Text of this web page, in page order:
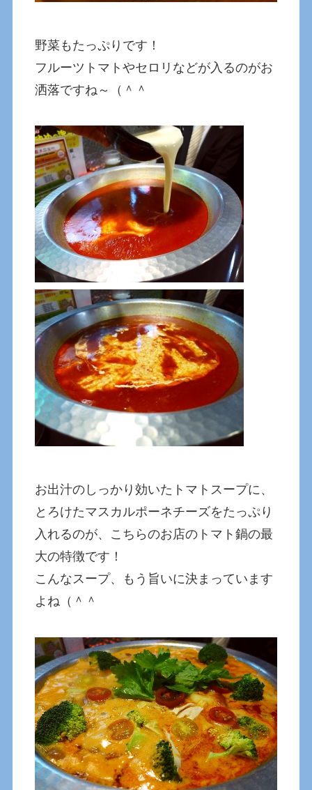
野菜もたっぷりです！
フルーツトマトやセロリなどが入るのがお
洒落ですね～（＾＾
お出汁のしっかり効いたトマトスープに、
とろけたマスカルポーネチーズをたっぷり
入れるのが、こちらのお店のトマト鍋の最
大の特徴です！
こんなスープ、もう旨いに決まっています
よね（＾＾